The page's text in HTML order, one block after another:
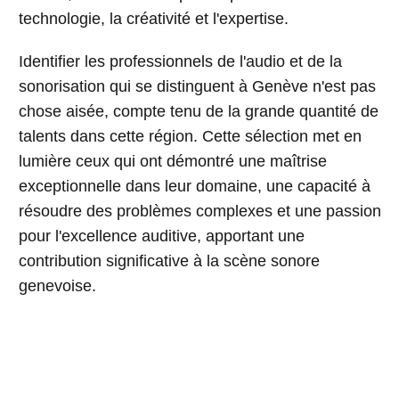
technologie, la créativité et l'expertise.
Identifier les professionnels de l'audio et de la
sonorisation qui se distinguent à Genève n'est pas
chose aisée, compte tenu de la grande quantité de
talents dans cette région. Cette sélection met en
lumière ceux qui ont démontré une maîtrise
exceptionnelle dans leur domaine, une capacité à
résoudre des problèmes complexes et une passion
pour l'excellence auditive, apportant une
contribution significative à la scène sonore
genevoise.